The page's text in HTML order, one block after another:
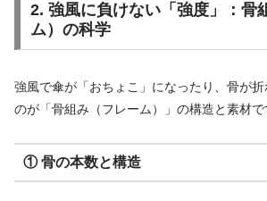
2. 強風に負けない「強度」：骨
ム）の科学
強風で傘が「おちょこ」になったり、骨が
のが「骨組み（フレーム）」の構造と素材で
① 骨の本数と構造